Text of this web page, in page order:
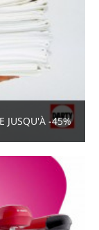
JUSQU'À -45%